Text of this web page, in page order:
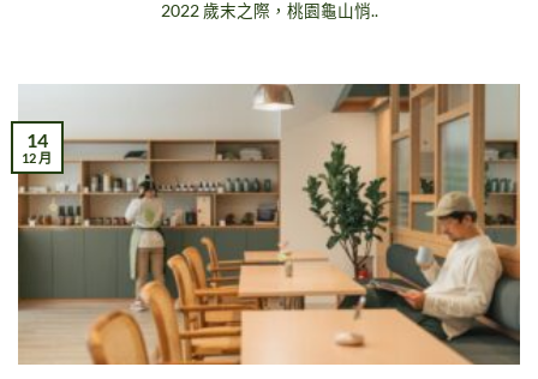
2022 歲末之際，桃園龜山悄..
14
12 月